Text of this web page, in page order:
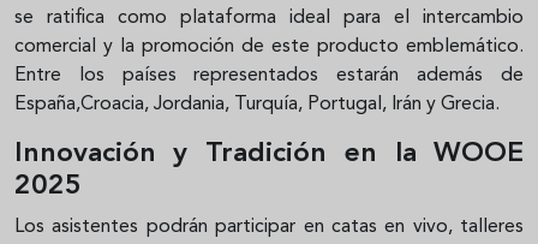
se ratifica como plataforma ideal para el intercambio
comercial y la promoción de este producto emblemático.
Entre los países representados estarán además de
España,Croacia, Jordania, Turquía, Portugal, Irán y Grecia.
Innovación y Tradición en la WOOE
2025
Los asistentes podrán participar en catas en vivo, talleres